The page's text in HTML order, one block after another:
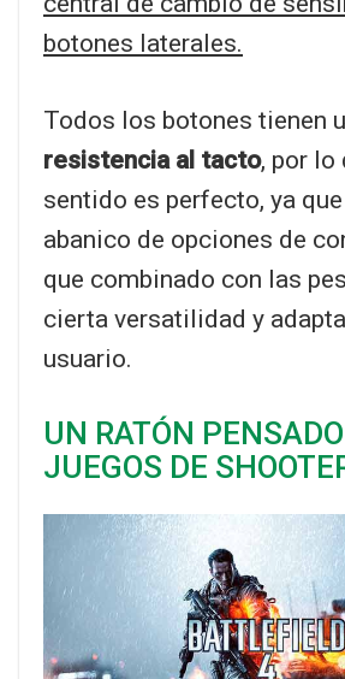
botones laterales.
Todos los botones tienen
resistencia al tacto, por lo
sentido es perfecto, ya
abanico de opciones de
que combinado con las
cierta versatilidad y
usuario.
UN RATÓN
JUEGOS DE